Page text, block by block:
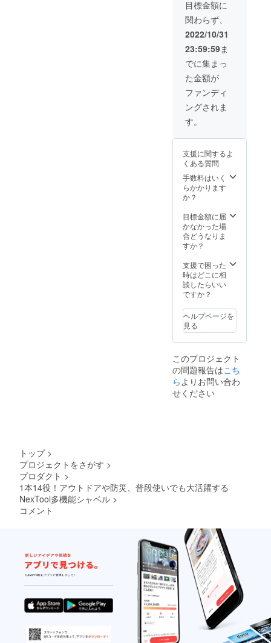
承くだ
さい。
想定を
上回っ
た場
合、製
造工程
上の都
合等に
より出
荷時期
が遅れ
る場合
がござ
めご了
承くだ
さい。
ル（Lサ
イズ）
×2 ■
シャベ
ル保護
カバー
×2 ■収
納バッ
グ×2 ■
ショル
ダース
落下防
■調整用
レンチ
×2 ■日
本語取
扱説明
ご支援
の数が
想定を
上回っ
合、製
造工程
上の都
合等に
荷時期
が遅れ
る場合
がござ
す。予
めご了
承くだ
さい。
目標金額に
関わらず、
2022/10/31
23:59:59ま
でに集まっ
た金額が
ファンディ
ングされま
す。
支援に関するよ
くある質問
手数料はいく
らかかります
か？
目標金額に届
かなかった場
合どうなりま
すか？
支援で困った
時はどこに相
談したらいい
ですか？
ヘルプページを
見る
このプロジェクト
の問題報告はこち
ら よりお問い合わ
せください
トップ >
プロジェクトをさがす >
プロダクト >
1本14役！アウトドアや防災、普段使いでも大活躍する
NexTool多機能シャベル >
コメント